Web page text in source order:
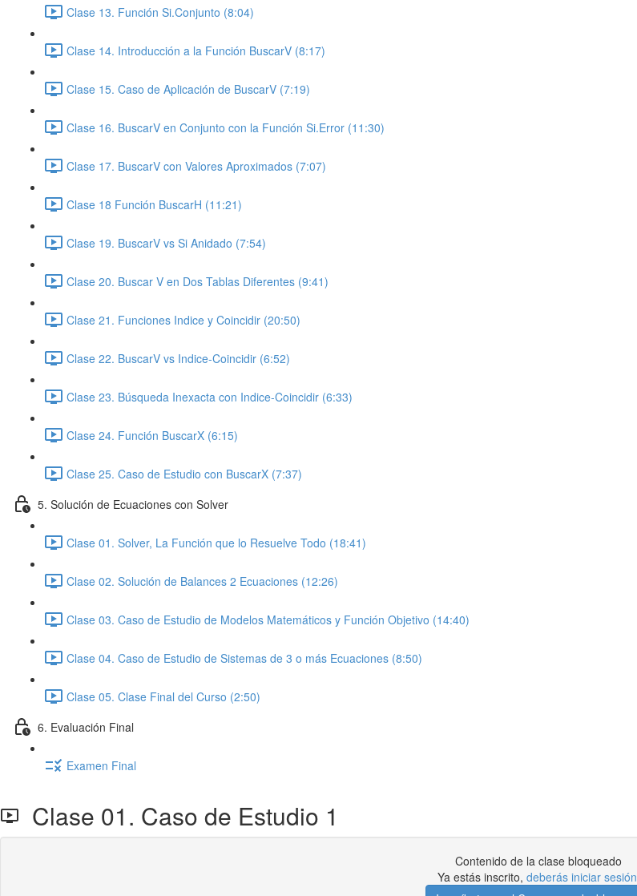
Clase 13. Función Si.Conjunto (8:04)
Clase 14. Introducción a la Función BuscarV (8:17)
Clase 15. Caso de Aplicación de BuscarV (7:19)
Clase 16. BuscarV en Conjunto con la Función Si.Error (11:30)
Clase 17. BuscarV con Valores Aproximados (7:07)
Clase 18 Función BuscarH (11:21)
Clase 19. BuscarV vs Si Anidado (7:54)
Clase 20. Buscar V en Dos Tablas Diferentes (9:41)
Clase 21. Funciones Indice y Coincidir (20:50)
Clase 22. BuscarV vs Indice-Coincidir (6:52)
Clase 23. Búsqueda Inexacta con Indice-Coincidir (6:33)
Clase 24. Función BuscarX (6:15)
Clase 25. Caso de Estudio con BuscarX (7:37)
5. Solución de Ecuaciones con Solver
Clase 01. Solver, La Función que lo Resuelve Todo (18:41)
Clase 02. Solución de Balances 2 Ecuaciones (12:26)
Clase 03. Caso de Estudio de Modelos Matemáticos y Función Objetivo (14:40)
Clase 04. Caso de Estudio de Sistemas de 3 o más Ecuaciones (8:50)
Clase 05. Clase Final del Curso (2:50)
6. Evaluación Final
Examen Final
Clase 01. Caso de Estudio 1
Contenido de la clase bloqueado
Ya estás inscrito, deberás iniciar sesión